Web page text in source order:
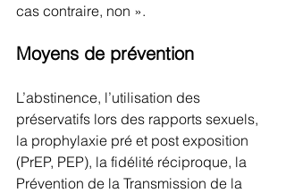
cas contraire, non ».
Moyens de prévention
L’abstinence, l’utilisation des
préservatifs lors des rapports sexuels,
la prophylaxie pré et post exposition
(PrEP, PEP), la fidélité réciproque, la
Prévention de la Transmission de la